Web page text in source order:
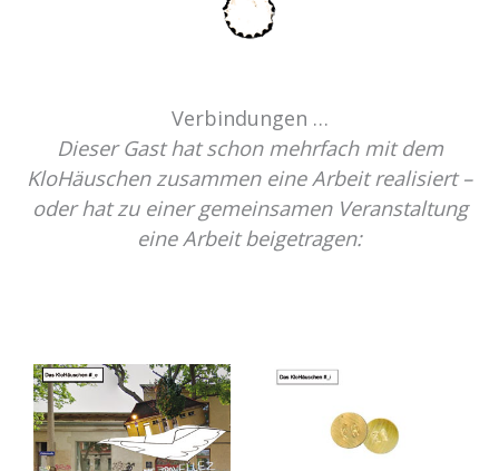
Verbindungen …
Dieser Gast hat schon mehrfach mit dem
KloHäuschen zusammen eine Arbeit realisiert –
oder hat zu einer gemeinsamen Veranstaltung
eine Arbeit beigetragen: